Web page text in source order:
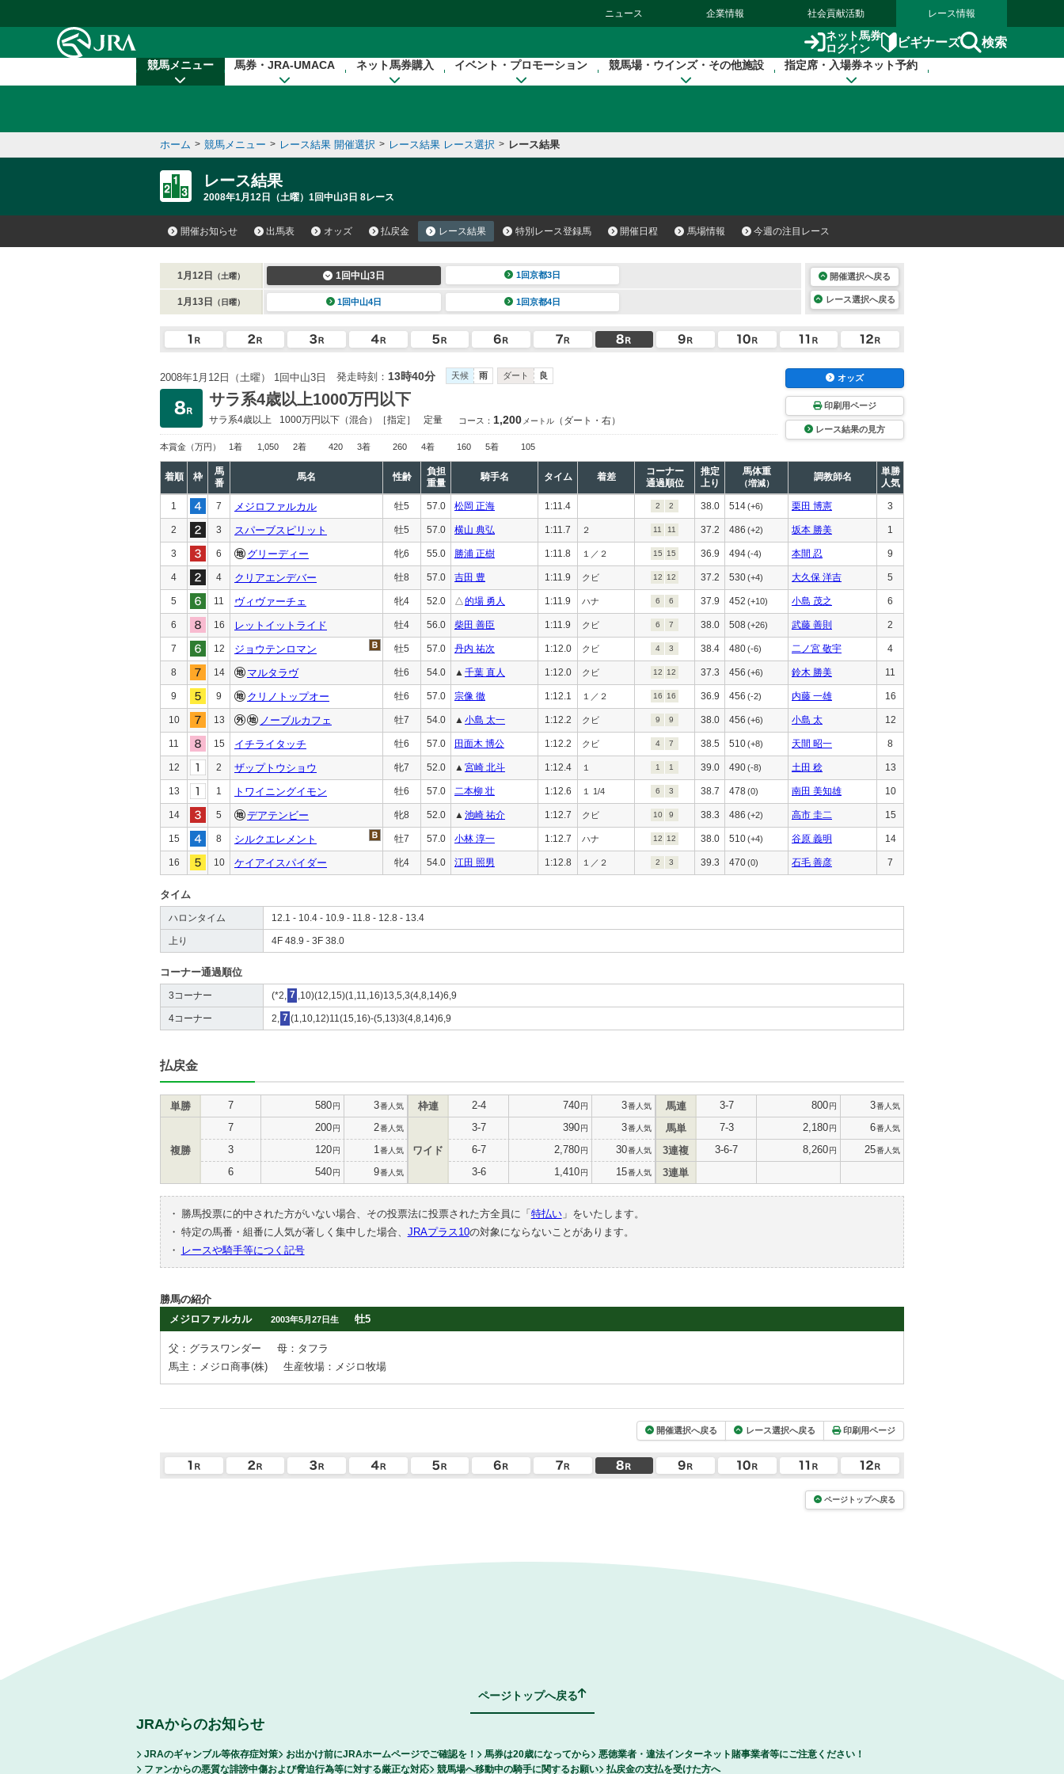
ニュース 企業情報 社会貢献活動 レース情報
ネット馬券
ログイン
ビギナーズ 検索
競馬メニュー 馬券・JRA-UMACA ネット馬券購入 イベント・プロモーション 競馬場・ウインズ・その他施設 指定席・入場券ネット予約
ホーム > 競馬メニュー > レース結果 開催選択 > レース結果 レース選択 > レース結果
レース結果
2008年1月12日（土曜）1回中山3日 8レース
開催お知らせ 出馬表 オッズ 払戻金 レース結果 特別レース登録馬 開催日程 馬場情報 今週の注目レース
1月12日 （土曜） 1回中山3日 1回京都3日
1月13日 （日曜） 1回中山4日 1回京都4日
開催選択へ戻る
レース選択へ戻る
2008年1月12日（土曜） 1回中山3日 発走時刻： 13時40分 天候 雨 ダート 良
サラ系4歳以上1000万円以下
サラ系4歳以上 1000万円以下 （混合）［指定］ 定量 コース： 1,200 メートル （ダート・右）
本賞金 （万円） 1着 1,050 2着 420 3着 260 4着 160 5着 105
オッズ
印刷用ページ
レース結果の見方
着順 枠
馬
番
馬名 性齢
負担
重量
騎手名 タイム 着差
コーナー
通過順位
推定
上り
馬体重
（増減）
調教師名
単勝
人気
1 7 メジロファルカル 牡5 57.0 松岡 正海 1:11.4 2 2 38.0 514(+6) 栗田 博憲 3
2 3 スパーブスピリット 牡5 57.0 横山 典弘 1:11.7 ２ 11 11 37.2 486 (+2) 坂本 勝美 1
3 6 グリーディー 牝6 55.0 勝浦 正樹 1:11.8 １／２ 15 15 36.9 494(-4) 本間 忍 9
4 4 クリアエンデバー 牡8 57.0 吉田 豊 1:11.9 クビ 12 12 37.2 530(+4) 大久保 洋吉 5
5 11 ヴィヴァーチェ 牝4 52.0 △的場 勇人 1:11.9 ハナ 6 6 37.9 452 (+10) 小島 茂之 6
6 16 レットイットライド 牡4 56.0 柴田 善臣 1:11.9 クビ 6 7 38.0 508 (+26) 武藤 善則 2
7 12 ジョウテンロマン 牡5 57.0 丹内 祐次 1:12.0 クビ 4 3 38.4 480(-6) 二ノ宮 敬宇 4
8 14 マルタラヴ 牡6 54.0 ▲ 千葉 直人 1:12.0 クビ 12 12 37.3 456 (+6) 鈴木 勝美 11
9 9 クリノトップオー 牡6 57.0 宗像 徹 1:12.1 １／２ 16 16 36.9 456 (-2) 内藤 一雄 16
10 13 ノーブルカフェ 牡7 54.0 ▲ 小島 太一 1:12.2 クビ 9 9 38.0 456 (+6) 小島 太 12
11 15 イチライタッチ 牡6 57.0 田面木 博公 1:12.2 クビ 4 7 38.5 510(+8) 天間 昭一 8
12 2 ザップトウショウ 牝7 52.0 ▲ 宮崎 北斗 1:12.4 １ 1 1 39.0 490(-8) 土田 稔 13
13 1 トワイニングイモン 牡6 57.0 二本柳 壮 1:12.6 １ 1/4 6 3 38.7 478(0) 南田 美知雄 10
14 5 デアテンビー 牝8 52.0 ▲ 池崎 祐介 1:12.7 クビ 10 9 38.3 486 (+2) 高市 圭二 15
15 8 シルクエレメント 牡7 57.0 小林 淳一 1:12.7 ハナ 12 12 38.0 510(+4) 谷原 義明 14
16 10 ケイアイスパイダー 牝4 54.0 江田 照男 1:12.8 １／２ 2 3 39.3 470(0) 石毛 善彦 7
タイム
ハロンタイム 12.1 - 10.4 - 10.9 - 11.8 - 12.8 - 13.4
上り 4F 48.9 - 3F 38.0
コーナー通過順位
3コーナー (*2, 7 ,10)(12,15)(1,11,16)13,5,3(4,8,14)6,9
4コーナー 2, 7 (1,10,12)11(15,16)-(5,13)3(4,8,14)6,9
払戻金
単勝 7 580円 3番人気
複勝
7 200円 2番人気
3 120円 1 番人気
6 540円 9番人気
枠連 2-4 740円 3番人気
ワイド
3-7 390円 3番人気
6-7 2,780円 30番人気
3-6 1,410円 15番人気
馬連 3-7 800円 3番人気
馬単 7-3 2,180円 6番人気
3連複 3-6-7 8,260円 25番人気
3連単
・ 勝馬投票に的中された方がいない場合、その投票法に投票された方全員に「 特払い」をいたします。
・ 特定の馬番・組番に人気が著しく集中した場合、 JRAプラス10の対象にならないことがあります。
・
レースや騎手等につく記号
勝馬の紹介
メジロファルカル
2003年5月27日生 牡5
父：グラスワンダー
母：タフラ
馬主：メジロ商事(株)
生産牧場：メジロ牧場
開催選択へ戻る レース選択へ戻る 印刷用ページ
ページトップへ戻る
ページトップへ戻る
JRAからのお知らせ
JRAのギャンブル等依存症対策 お出かけ前にJRAホームページでご確認を！ 馬券は20歳になってから
悪徳業者・違法インターネット賭事業者等にご注意ください！
ファンからの悪質な誹謗中傷および脅迫行為等に対する厳正な対応
競馬場へ移動中の騎手に関するお願い 払戻金の支払を受けた方へ